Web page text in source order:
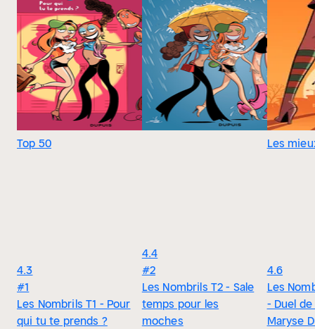
Top 50
4.3
#1
Les Nombrils T1 - Pour
qui tu te prends ?
4.4
#2
Les Nombrils T2 - Sale
temps pour les
moches
Les
4.6
Les
- Duel
Maryse